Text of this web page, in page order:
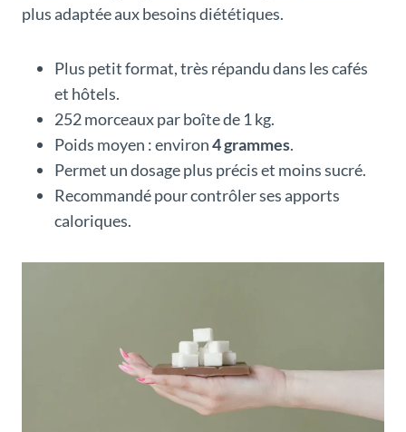
plus adaptée aux besoins diététiques.
Plus petit format, très répandu dans les cafés
et hôtels.
252 morceaux par boîte de 1 kg.
Poids moyen : environ4 grammes.
Permet un dosage plus précis et moins sucré.
Recommandé pour contrôler ses apports
caloriques.